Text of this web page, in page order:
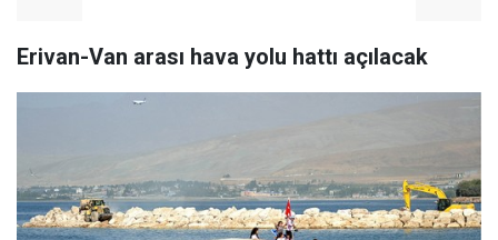
Erivan-Van arası hava yolu hattı açılacak